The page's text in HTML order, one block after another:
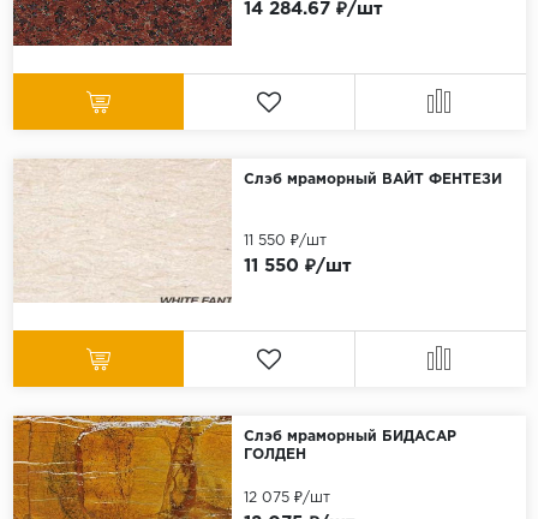
14 284.67 ₽/шт
Слэб мраморный ВАЙТ ФЕНТЕЗИ
11 550 ₽/шт
11 550 ₽/шт
Слэб мраморный БИДАСАР
ГОЛДЕН
12 075 ₽/шт